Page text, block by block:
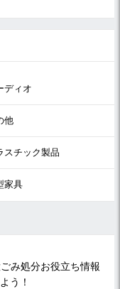
ディオ
他
スチック製品
家具
み処分お役立ち情報
う！